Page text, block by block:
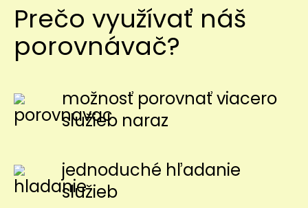
Prečo využívať náš
porovnávač?
možnosť porovnať viacero
služieb naraz
jednoduché hľadanie
služieb